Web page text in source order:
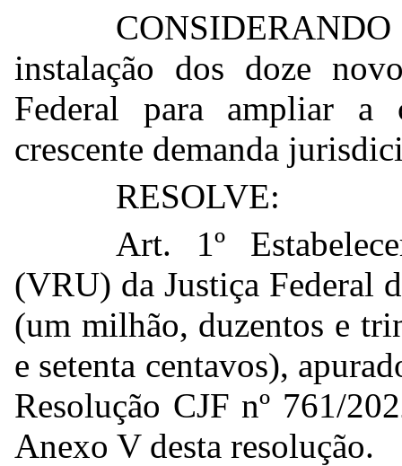
instalação dos doze
Federal para ampliar a
crescente demanda
RESOLVE:
Art. 1º
(VRU) da Justiça Federal
(um milhão, duzentos e
e setenta centavos),
Resolução CJF nº 761/
Anexo V desta resolução.